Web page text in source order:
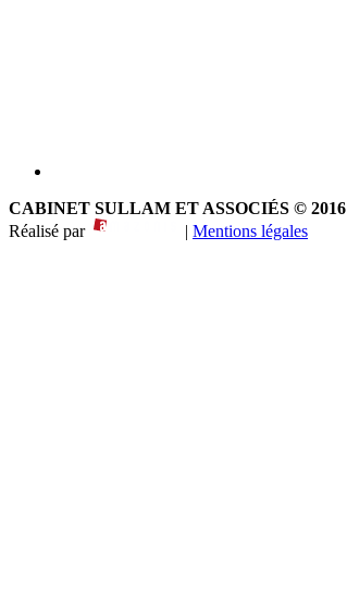
CABINET SULLAM ET ASSOCIÉS © 2016
Réalisé par
| Mentions légales